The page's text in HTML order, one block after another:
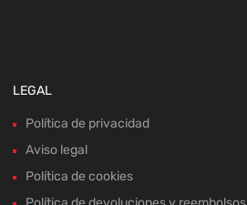
LEGAL
Política de privacidad
Aviso legal
Política de cookies